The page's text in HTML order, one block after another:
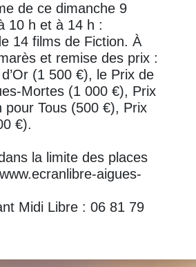
de ce dimanche 9
10 h et à 14 h :
14 films de Fiction. À
et remise des prix :
(1 500 €), le Prix de
Mortes (1 000 €), Prix
pour Tous (500 €), Prix
€).
la limite des places
aigues-
Midi Libre : 06 81 79